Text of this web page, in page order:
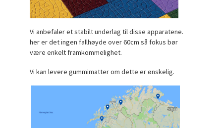
Vi anbefaler et stabilt underlag til disse apparatene.
her er det ingen fallhøyde over 60cm så fokus bør
være enkelt framkommelighet.
Vi kan levere gummimatter om dette er ønskelig.